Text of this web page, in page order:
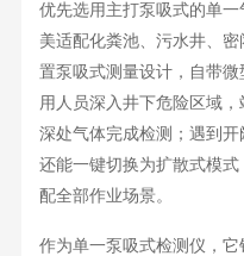
优先选用主打泵吸式的单一
美适配化粪池、污水井、
置泵吸式测量设计，自带
用人员深入井下危险区域
深处气体完成检测；遇到开
还能一键切换为扩散式模
配全部作业场景。
作为单一泵吸式检测仪，